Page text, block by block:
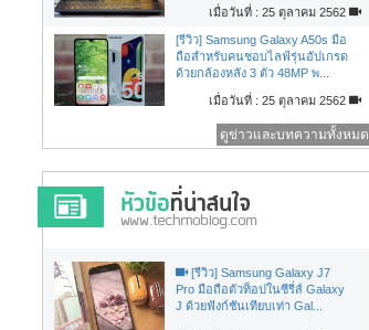
เมื่อวันที่ : 25 ตุลาคม 2562
[รีวิว] Samsung Galaxy A50s มือ
ถือสำหรับคนชอบไลฟ์รุ่นอัปเกรด
ด้วยกล้องหลัง 3 ตัว 48MP พ...
เมื่อวันที่ : 25 ตุลาคม 2562
ดูข่าวและบทความทั้งหมด
[รีวิว] Samsung Galaxy J7
Pro มือถือตัวท็อปในซีรี่ส์ Galaxy
J ด้วยฟังก์ชันเทียบเท่า Gal...